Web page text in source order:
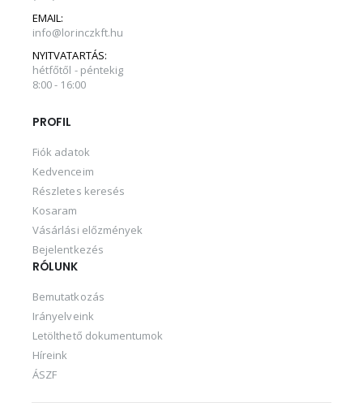
EMAIL:
info@lorinczkft.hu
NYITVATARTÁS:
hétfőtől - péntekig
8:00 - 16:00
PROFIL
Fiók adatok
Kedvenceim
Részletes keresés
Kosaram
Vásárlási előzmények
Bejelentkezés
RÓLUNK
Bemutatkozás
Irányelveink
Letölthető dokumentumok
Híreink
ÁSZF